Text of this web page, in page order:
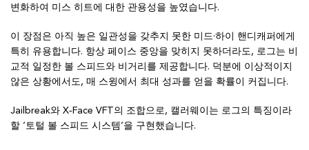
변화하여 미스 히트에 대한 관용성을 높였습니다.
이 장점은 아직 높은 일관성을 갖추지 못한 미드·하이 핸디캐퍼에게
특히 유용합니다. 항상 페이스 중앙을 맞히지 못하더라도, 로그는 비
교적 일정한 볼 스피드와 비거리를 제공합니다. 덕분에 이상적이지
않은 상황에서도, 매 스윙에서 최대 성과를 얻을 확률이 커집니다.
Jailbreak와 X‑Face VFT의 조합으로, 캘러웨이는 로그의 특징이라
할 ‘토털 볼 스피드 시스템’을 구현했습니다.